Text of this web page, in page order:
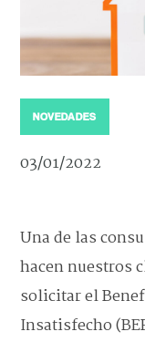
NOVEDADES
03/01/2022
Una de las
hacen nuestros
solicitar el
Insatisfecho